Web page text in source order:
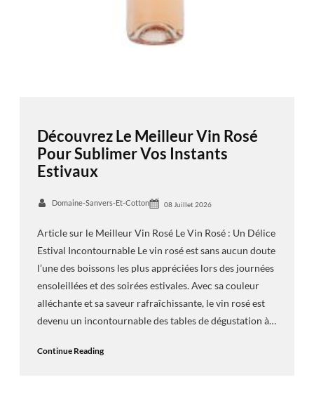
Découvrez Le Meilleur Vin Rosé
Pour Sublimer Vos Instants
Estivaux
Domaine-Sanvers-Et-Cotton 08 Juillet 2026
Article sur le Meilleur Vin Rosé Le Vin Rosé : Un Délice
Estival Incontournable Le vin rosé est sans aucun doute
l’une des boissons les plus appréciées lors des journées
ensoleillées et des soirées estivales. Avec sa couleur
alléchante et sa saveur rafraîchissante, le vin rosé est
devenu un incontournable des tables de dégustation à…
Continue Reading